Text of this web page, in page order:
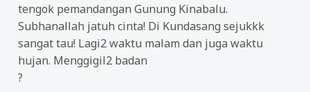
tengok pemandangan Gunung Kinabalu.
Subhanallah jatuh cinta! Di Kundasang sejukkk
sangat tau! Lagi2 waktu malam dan juga waktu
hujan. Menggigil2 badan
?